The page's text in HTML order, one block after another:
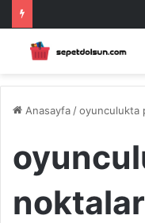
Anasayfa /oyunculukta
noktalar